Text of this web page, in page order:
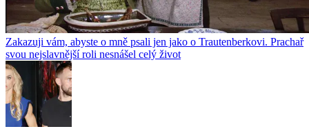
Zakazuji vám, abyste o mně psali jen jako o Trautenberkovi. Prachař
svou nejslavnější roli nesnášel celý život